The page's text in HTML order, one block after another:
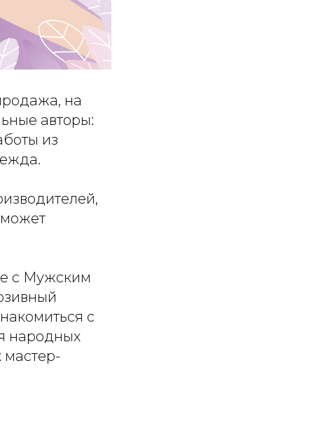
на
авторы:
из
с Мужским
с
народных
мастер-